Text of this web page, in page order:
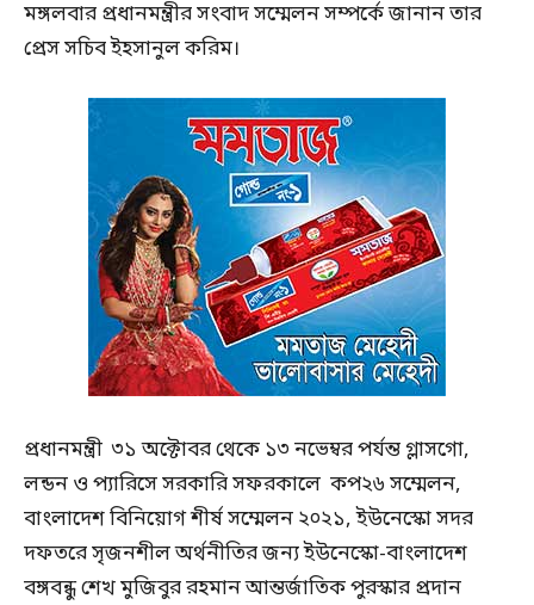
মঙ্গলবার প্রধানমন্ত্রীর সংবাদ সম্মেলন সম্পর্কে জানান তার
প্রেস সচিব ইহসানুল করিম।
প্রধানমন্ত্রী ৩১ অক্টোবর থেকে ১৩ নভেম্বর পর্যন্ত গ্লাসগো,
লন্ডন ও প্যারিসে সরকারি সফরকালে কপ২৬ সম্মেলন,
বাংলাদেশ বিনিয়োগ শীর্ষ সম্মেলন ২০২১, ইউনেস্কো সদর
দফতরে সৃজনশীল অর্থনীতির জন্য ইউনেস্কো-বাংলাদেশ
বঙ্গবন্ধু শেখ মুজিবুর রহমান আন্তর্জাতিক পুরস্কার প্রদান